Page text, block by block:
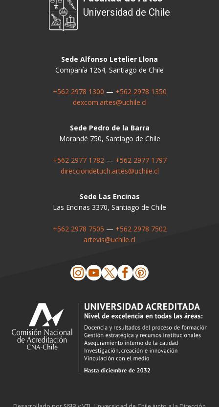
Universidad de Chile
Sede Alfonso Letelier Llona
Compañía 1264, Santiago de Chile
+562 2978 1300 — +562 2978 1350
dexcom.artes@uchile.cl
Sede Pedro de la Barra
Morandé 750, Santiago de Chile
+562 2977 1782— +562 2977 1797
direcciondetuch.artes@uchile.cl
Sede Las Encinas
Las Encinas 3370, Santiago de Chile
+562 2978 7505 — +562 2978 7502
artevis@uchile.cl